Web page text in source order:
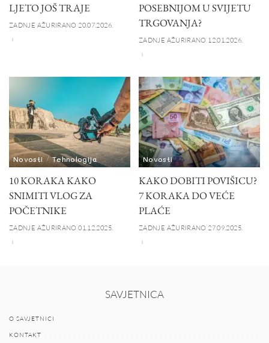
LJETO JOŠ TRAJE
ZADNJE AŽURIRANO 20.07.2026.
POSEBNIJOM U SVIJETU
TRGOVANJA?
ZADNJE AŽURIRANO 12.01.2026.
Novosti Tehnologija
10 KORAKA KAKO
SNIMITI VLOG ZA
POČETNIKE
ZADNJE AŽURIRANO 01.12.2025.
Novosti
KAKO DOBITI POVIŠICU?
7 KORAKA DO VEĆE
PLAĆE
ZADNJE AŽURIRANO 27.09.2025.
SAVJETNICA
O SAVJETNICI
KONTAKT